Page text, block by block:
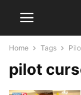
Home Tags
pilot